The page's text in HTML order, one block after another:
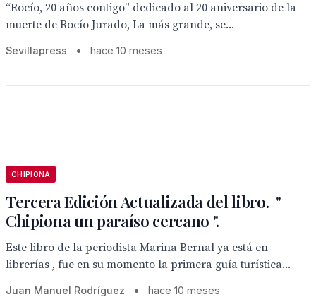
“Rocío, 20 años contigo” dedicado al 20 aniversario de la
muerte de Rocío Jurado, La más grande, se...
Sevillapress • hace 10 meses
CHIPIONA
Tercera Edición Actualizada del libro. "
Chipiona un paraíso cercano ".
Este libro de la periodista Marina Bernal ya está en
librerías , fue en su momento la primera guía turística...
Juan Manuel Rodríguez • hace 10 meses